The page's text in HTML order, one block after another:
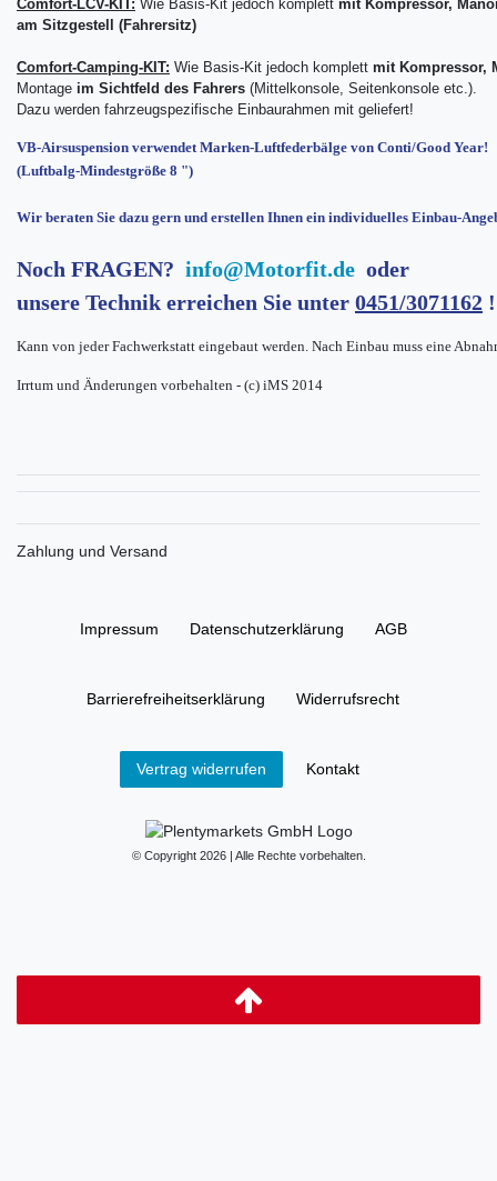
Comfort-LCV-KIT: Wie Basis-Kit jedoch komplett mit Kompressor,
am Sitzgestell (Fahrersitz)
Comfort-Camping-KIT: Wie Basis-Kit jedoch komplett mit Kompressor,
Montage im Sichtfeld des Fahrers (Mittelkonsole, Seitenkonsole etc.).
Dazu werden fahrzeugspezifische Einbaurahmen mit geliefert!
VB-Airsuspension verwendet Marken-Luftfederbälge von Conti/Good Year!
(Luftbalg-Mindestgröße 8 ")
Wir beraten Sie dazu gern und erstellen Ihnen ein individuelles Einbau-
Noch FRAGEN? info@Motorfit.de oder
unsere Technik erreichen Sie unter 0451/3071162 !
Kann von jeder Fachwerkstatt eingebaut werden. Nach Einbau muss eine
Irrtum und Änderungen vorbehalten - (c) iMS 2014
Zahlung und Versand
Impressum Daten­schutz­erklärung AGB
Barrierefreiheitserklärung Widerrufs­recht
Vertrag widerrufen Kontakt
© Copyright 2026 | Alle Rechte vorbehalten.